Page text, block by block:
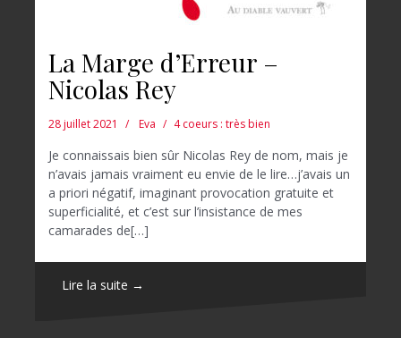
La Marge d’Erreur –
Nicolas Rey
28 juillet 2021 Eva 4 coeurs : très bien
Je connaissais bien sûr Nicolas Rey de nom, mais je
n’avais jamais vraiment eu envie de le lire…j’avais un
a priori négatif, imaginant provocation gratuite et
superficialité, et c’est sur l’insistance de mes
camarades de[…]
Lire la suite →